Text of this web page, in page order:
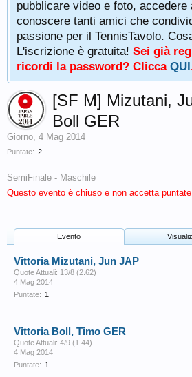
pubblicare video e foto, accedere
conoscere tanti amici che
passione per il TennisTavolo.
L'iscrizione è gratuita! Sei già
ricordi la password? Clicca QUI
Puntate: 2
[SF M] Mizutani,
Boll GER
Giorno, 4 Mag 2014
SemiFinale - Maschile
Questo evento è chiuso e non accetta puntate
Evento
Vittoria Mizutani, Jun JAP
Quote Attuali: 13/8 (2.62)
4 Mag 2014
Puntate: 1
Vittoria Boll, Timo GER
Quote Attuali: 4/9 (1.44)
4 Mag 2014
Puntate: 1